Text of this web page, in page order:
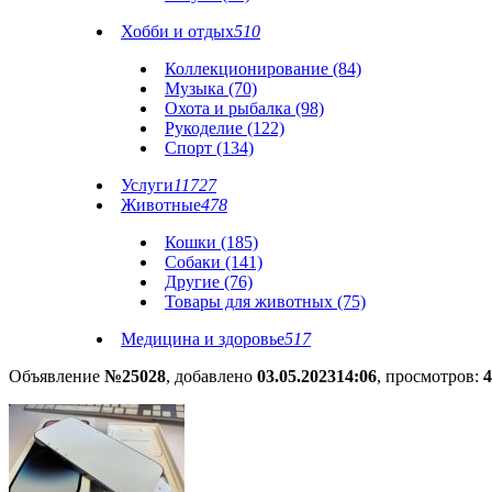
Хобби и отдых510
Коллекционирование (84)
Музыка (70)
Охота и рыбалка (98)
Рукоделие (122)
Спорт (134)
Услуги11727
Животные478
Кошки (185)
Собаки (141)
Другие (76)
Товары для животных (75)
Медицина и здоровье517
Объявление №25028, добавлено 03.05.202314:06, просмотров: